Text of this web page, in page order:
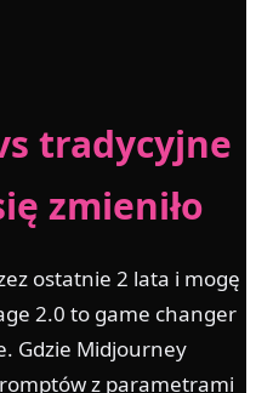
tradycyjne
zmieniło
ostatnie 2 lata i mogę
2.0 to game changer
Gdzie Midjourney
z parametrami